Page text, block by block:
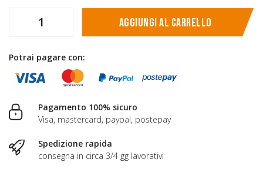
Aggiungi al carrello
Potrai pagare con:
Pagamento 100% sicuro
Visa, mastercard, paypal, postepay
Spedizione rapida
consegna in circa 3/4 gg lavorativi